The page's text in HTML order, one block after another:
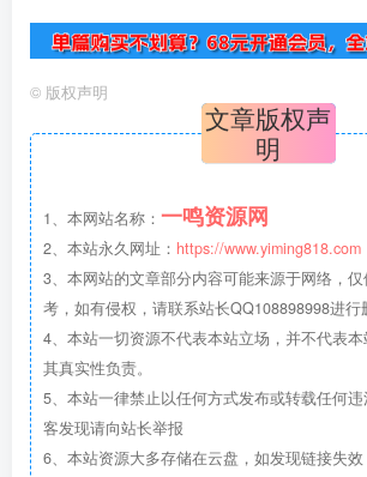
© 版权声明
文章版权声
明
1、本网站名称： 一鸣资源网
2、本站永久网址： https://www.yiming818.com
3、本网站的文章部分内容可能来源于网络，
考，如有侵权，请联系站长QQ108898998进行
4、本站一切资源不代表本站立场，并不代表
其真实性负责。
5、本站一律禁止以任何方式发布或转载任何
客发现请向站长举报
6、本站资源大多存储在云盘，如发现链接失